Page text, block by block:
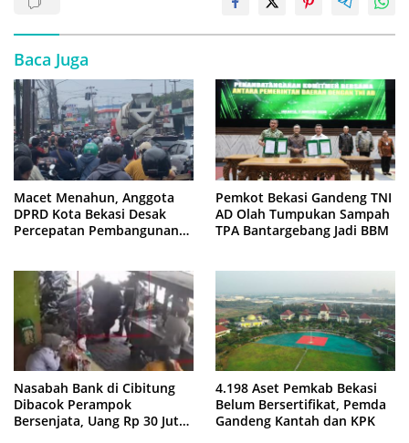
Baca Juga
Macet Menahun, Anggota
DPRD Kota Bekasi Desak
Percepatan Pembangunan
Pemkot Bekasi Gandeng TNI
AD Olah Tumpukan Sampah
TPA Bantargebang Jadi BBM
Nasabah Bank di Cibitung
Dibacok Perampok
Bersenjata, Uang Rp 30 Juta
4.198 Aset Pemkab Bekasi
Belum Bersertifikat, Pemda
Gandeng Kantah dan KPK